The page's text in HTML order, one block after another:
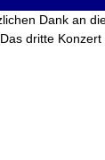
Dank an
dritte